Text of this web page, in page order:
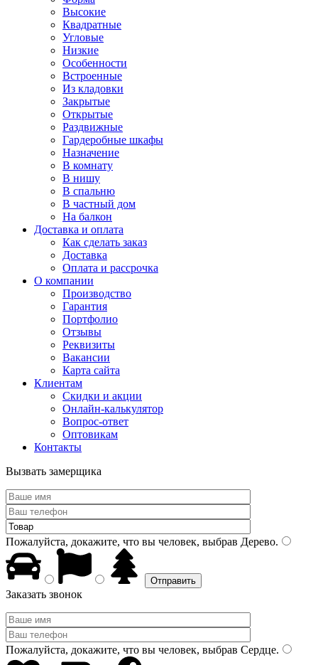
Высокие
Квадратные
Угловые
Низкие
Особенности
Встроенные
Из кладовки
Закрытые
Открытые
Раздвижные
Гардеробные шкафы
Назначение
В комнату
В нишу
В спальню
В частный дом
На балкон
Доставка и оплата
Как сделать заказ
Доставка
Оплата и рассрочка
О компании
Производство
Гарантия
Портфолио
Отзывы
Реквизиты
Вакансии
Карта сайта
Клиентам
Скидки и акции
Онлайн-калькулятор
Вопрос-ответ
Оптовикам
Контакты
Вызвать замерщика
Пожалуйста, докажите, что вы человек, выбрав Дерево.
Заказать звонок
Пожалуйста, докажите, что вы человек, выбрав Сердце.